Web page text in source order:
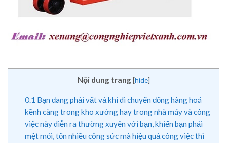
Nội dung trang [hide]
0.1 Bạn đang phải vất vả khi di chuyển đống hàng hoá
kềnh càng trong kho xưởng hay trong nhà máy và công
việc này diễn ra thường xuyên với bạn, khiến bạn phải
mệt mỏi, tốn nhiều công sức mà hiệu quả công việc thì